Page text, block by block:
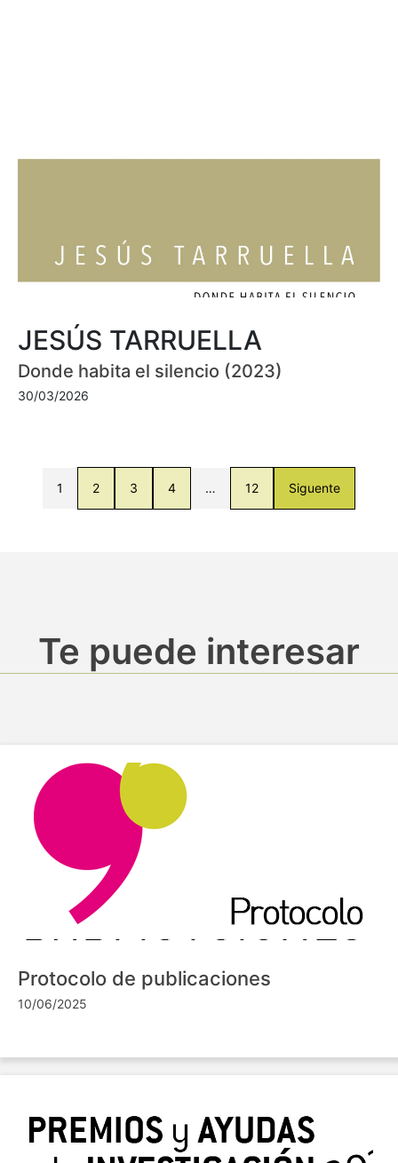
JESÚS TARRUELLA
Donde habita el silencio (2023)
30/03/2026
1 2 3 4 … 12 Siguente
Te puede interesar
Protocolo de publicaciones
10/06/2025